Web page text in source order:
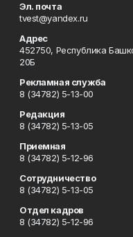
Эл. почта
tvest@yandex.ru
Адрес
452750, Республика
20Б
Рекламная служба
8 (34782) 5-13-00
Редакция
8 (34782) 5-13-05
Приемная
8 (34782) 5-12-96
Сотрудничество
8 (34782) 5-13-05
Отдел кадров
8 (34782) 5-12-96